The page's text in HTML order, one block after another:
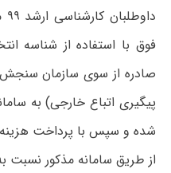
فوق با استفاده از شناسه
صادره از سوی سازمان
از طریق سامانه مذکور نسبت